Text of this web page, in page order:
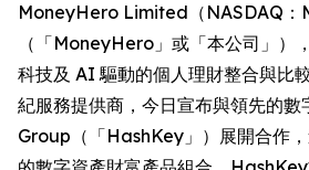
MoneyHero Limited（NASDAQ：
（「MoneyHero」或「本公司」）
科技及 AI 驅動的個人理財整合與比
紀服務提供商，今日宣布與領先的
Group（「HashKey」）展開合作